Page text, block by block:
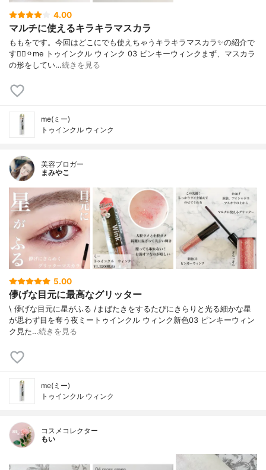
4.00
マルチに使えるキラキラマスカラ
ももをです。今回はどこにでも使えちゃうキラキラマスカラ✨の紹介で
す🙋‍♀️⚪︎me トゥインクル ウィンク 03 ピンキーウィンクまず、マスカラ
の形をしてい…続きを見る
me(ミー)
トゥインクル ウィンク
美容ブロガー
まみやこ
5.00
儚げな目元に最高なグリッター
\ 儚げな目元に星がふる /⁡⁡まばたきをするたびにきらりと光る細かな星
が思わず目を奪う夜⁡⁡⁡ミートゥインクル ウィンク新色03 ピンキーウィン
ク⁡⁡⁡⁡見た…続きを見る
me(ミー)
トゥインクル ウィンク
コスメコレクター
もい